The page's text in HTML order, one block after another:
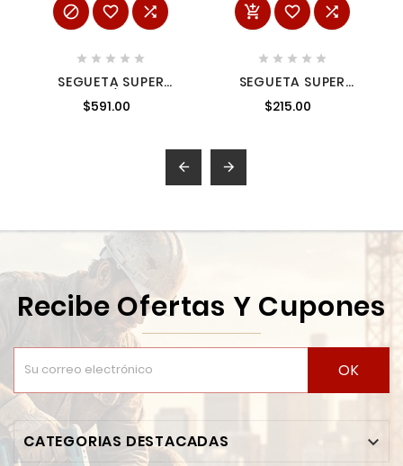
  
    
SEGUETA SUPER
SAWZALL 5/8 DIENTES
12 LARGO MILWAUKEE
$591.00
  
    
SEGUETA SUPER
SAWZALL 24 DPP X 4 L
MILWAUKEE 48005185
$215.00
 
Recibe Ofertas Y Cupones
OK
CATEGORIAS DESTACADAS 